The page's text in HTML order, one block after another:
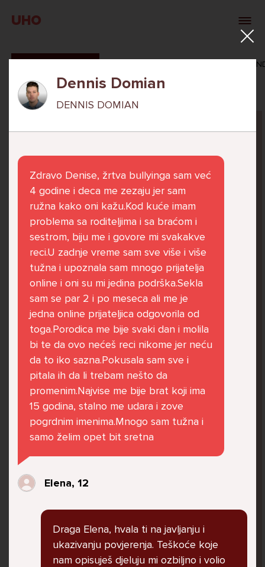
UHO
VERONIKA
Već 6 godina u školi nekoliko cura iz mog
razreda me izbacuju iz zajedničkih aktivnosti
te me iskorištavaju. Dečki iz mojeg razreda mi
govore da sam glupača te me preko discorda
vrijeđaju jer sam niska te mi govore da se
ubijem. Prije mjesec dana su me istukli kod
parka iz čistog mira dok sam prolazila sa
svojim susjedama i malim psom. Stalno u
krevet idem plačući. Nesvjesno te zbog
ljutnje sam se počela tući po nogama no
prestala sam jer me važna osoba potaknula
na to. Prije toga svega nakon nekoliko godina
prijateljstva ostavila me najbolja prijateljica
nisam htjela ići u školu jer me to sve jako
pogodilo. Cyber bulyala me preko snapchata
i drugih drugih društvenih mreža. Sad opet
razgovaramo no jako teško. Stalno provodim
vrijeme učeći ili trenirajući moje pse jako sam
vezana za njih te ih jako volim Često
razgovaram s mamom no ne želim joj sve reći
jer me ne shvaća. Ponekad želim skočiti sa
balkona svoje kuće. Neznam što da više
Dennis Domian
DENNIS DOMIAN
Zdravo Denise, žrtva bullyinga sam već
4 godine i deca me zezaju jer sam
ružna kako oni kažu.Kod kuće imam
problema sa roditeljima i sa braćom i
sestrom, biju me i govore mi svakakve
reci.U zadnje vreme sam sve više i više
tužna i upoznala sam mnogo prijatelja
online i oni su mi jedina podrška.Sekla
sam se par 2 i po meseca ali me je
jedna online prijateljica odgovorila od
toga.Porodica me bije svaki dan i molila
bi te da ovo nećeš reci nikome jer neću
da to iko sazna.Pokusala sam sve i
pitala ih da li trebam nešto da
promenim.Najvise me bije brat koji ima
15 godina, stalno me udara i zove
pogrdnim imenima.Mnogo sam tužna i
samo želim opet bit sretna
Elena, 12
Draga Elena, hvala ti na javljanju i
ukazivanju povjerenja. Teškoće koje
nam opisuješ djeluju mi ozbiljno i volio